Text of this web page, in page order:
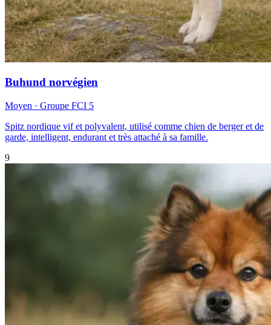
Buhund norvégien
Moyen · Groupe FCI 5
Spitz nordique vif et polyvalent, utilisé comme chien de berger et de
garde, intelligent, endurant et très attaché à sa famille.
9